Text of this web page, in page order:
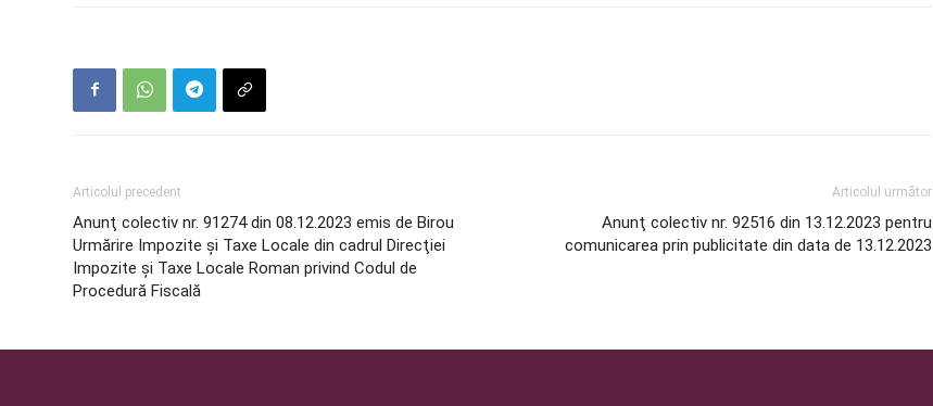
Articolul precedent
Anunţ colectiv nr. 91274 din 08.12.2023 emis de Birou
Urmărire Impozite şi Taxe Locale din cadrul Direcţiei
Impozite şi Taxe Locale Roman privind Codul de
Procedură Fiscală
Articolul următor
Anunţ colectiv nr. 92516 din 13.12.2023 pentru
comunicarea prin publicitate din data de 13.12.2023